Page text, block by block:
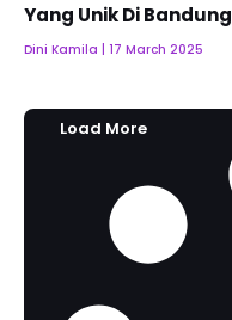
Yang Unik Di Bandung
Dini Kamila 17 March 2025
Load More